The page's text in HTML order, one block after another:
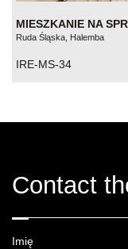
MIESZKANIE NA
Ruda Śląska, Halemba
IRE-MS-34
Contact
Imię